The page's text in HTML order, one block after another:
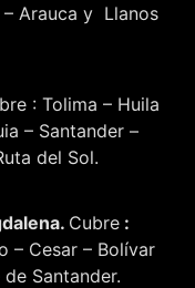
– Arauca y Llanos
: Tolima – Huila
– Santander –
del Sol.
Cubre :
– Cesar – Bolívar
Santander.